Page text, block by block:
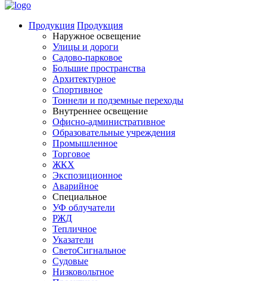
Продукция Продукция
Наружное освещение
Улицы и дороги
Садово-парковое
Большие пространства
Архитектурное
Спортивное
Тоннели и подземные переходы
Внутреннее освещение
Офисно-административное
Образовательные учреждения
Промышленное
Торговое
ЖКХ
Экспозиционное
Аварийное
Специальное
УФ облучатели
РЖД
Тепличное
Указатели
СветоСигнальное
Судовые
Низковольтное